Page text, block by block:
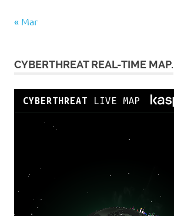
« Mar
CYBERTHREAT REAL-TIME MAP.